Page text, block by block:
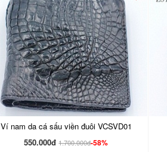
Ví nam da cá sấu viền đuôi VCSVD01
550.000đ 1.700.000đ-58%